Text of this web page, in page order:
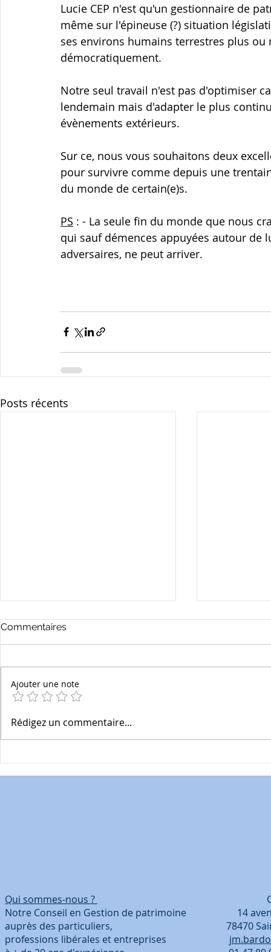
Lucie CEP n'est qu'un gestionnaire de
même sur l'épineuse (?) situation
ses environs humains terrestres plus
démocratiquement.
Notre seul travail n'est pas d'optimiser
lendemain mais d'adapter le plus
évènements extérieurs.
Sur ce, nous vous souhaitons deux
pour survivre comme depuis une
du monde de certain(e)s.
PS : - La seule fin du monde que nous
qui sauf démences appuyées autour
adversaires, ne peut arriver.
Posts récents
Les Bonnes JPP: 73/x le
guide complet des
Commentaires
Ajouter une note
Rédigez un commentaire...
Qui sommes-nous ?
Notre Conseil en Gestion de patrimoine 14
auprès des particuliers, 78470 Saint-
professions libérales et entreprises